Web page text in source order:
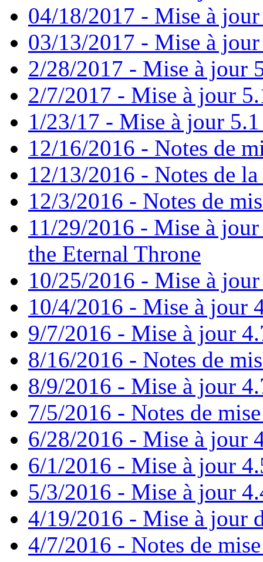
04/18/2017 - Mise à
03/13/2017 - Mise à
2/28/2017 - Mise à jour
2/7/2017 - Mise à jour
1/23/17 - Mise à jour
12/16/2016 - Notes de
12/13/2016 - Notes de
12/3/2016 - Notes de
11/29/2016 - Mise à
the Eternal Throne
10/25/2016 - Mise à
10/4/2016 - Mise à jour
9/7/2016 - Mise à jour
8/16/2016 - Notes de
8/9/2016 - Mise à jour
7/5/2016 - Notes de
6/28/2016 - Mise à jour
6/1/2016 - Mise à jour
5/3/2016 - Mise à jour
4/19/2016 - Mise à jour
4/7/2016 - Notes de